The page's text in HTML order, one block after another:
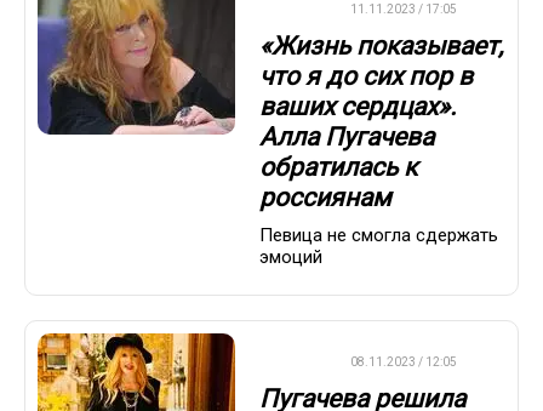
11.11.2023 / 17:05
«Жизнь показывает,
что я до сих пор в
ваших сердцах».
Алла Пугачева
обратилась к
россиянам
Певица не смогла сдержать
эмоций
08.11.2023 / 12:05
Пугачева решила